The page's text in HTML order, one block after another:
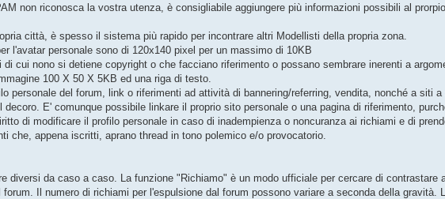
non riconosca la vostra utenza, è consigliabile aggiungere più informazioni possibili al
città, è spesso il sistema più rapido per incontrare altri Modellisti della propria zona.
l'avatar personale sono di 120x140 pixel per un massimo di 10KB
cui nono si detiene copyright o che facciano riferimento o possano sembrare inerenti a
100 X 50 X 5KB ed una riga di testo.
personale del forum, link o riferimenti ad attività di bannering/referring, vendita, nonché a siti
E' comunque possibile linkare il proprio sito personale o una pagina di riferimento,
di modificare il profilo personale in caso di inadempienza o noncuranza ai richiami e di
che, appena iscritti, aprano thread in tono polemico e/o provocatorio.
diversi da caso a caso. La funzione "Richiamo" è un modo ufficiale per cercare di contrastare
Il numero di richiami per l'espulsione dal forum possono variare a seconda della gravità.